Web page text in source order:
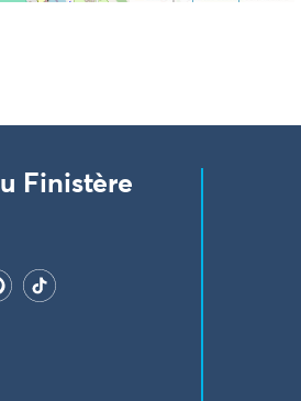
Finistère